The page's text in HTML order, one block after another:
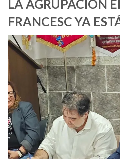
LA AGRUPACIÓN
FRANCESC YA